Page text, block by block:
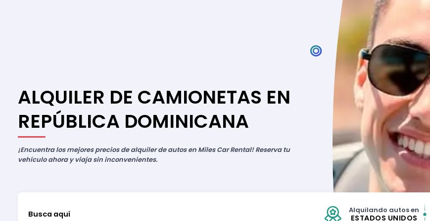
ALQUILER DE CAMIONETAS EN
REPÚBLICA DOMINICANA
¡Encuentra los mejores precios de alquiler de autos en Miles Car Rental! Reserva tu
vehículo ahora y viaja sin inconvenientes.
Busca aquí Alquilando autos en
ESTADOS UNIDOS